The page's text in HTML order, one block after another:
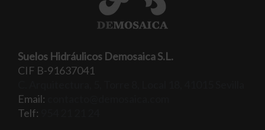
Suelos Hidráulicos Demosaica S.L.
CIF B-91637041
Email:
Telf: